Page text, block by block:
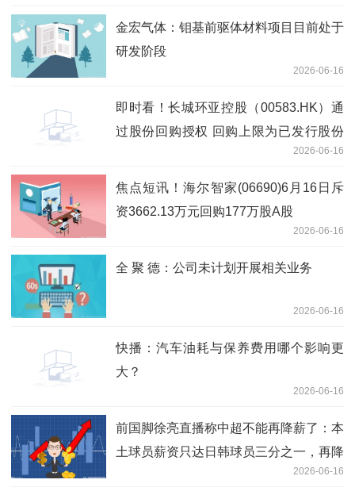
金宏气体：钼基前驱体材料项目目前处于
研发阶段
2026-06-16
即时看！长城环亚控股（00583.HK）通
过股份回购授权 回购上限为已发行股份
2026-06-16
焦点短讯！海尔智家(06690)6月16日斥
资3662.13万元回购177万股A股
2026-06-16
全 聚 德：公司未计划开展相关业务
2026-06-16
快播：汽车油耗与保养费用哪个影响更
大？
2026-06-16
前国脚徐亮直播称中超不能再降薪了：本
土球员薪资只达日韩球员三分之一，再降
2026-06-16